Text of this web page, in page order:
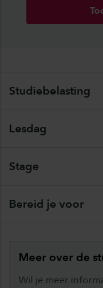
Studiebelasting
Lesdag
Stage
Bereid je voor
Meer over de
Wil je meer